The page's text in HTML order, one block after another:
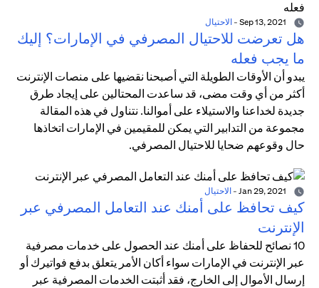
- الاحتيال
هل تعرضت للاحتيال المصرفي في الإمارات؟ إليك
ما يجب فعله
يبدو أن الأوقات الطويلة التي أصبحنا نقضيها على منصات الإنترنت
أكثر من أي وقت مضى، قد ساعدت المحتالين على إيجاد طرق
جديدة لخداعنا والاستيلاء على أموالنا. نتناول في هذه المقالة
مجموعة من التدابير التي يمكن للمقيمين في الإمارات اتخاذها
حال وقوعهم ضحايا للاحتيال المصرفي.
- الاحتيال
كيف تحافظ على أمنك عند التعامل المصرفي عبر
الإنترنت
10 نصائح للحفاظ على أمنك عند الحصول على خدمات مصرفية
عبر الإنترنت في الإمارات سواء أكان الأمر يتعلق بدفع فواتيرك أو
إرسال الأموال إلى الخارج، فقد أثبتت الخدمات المصرفية عبر